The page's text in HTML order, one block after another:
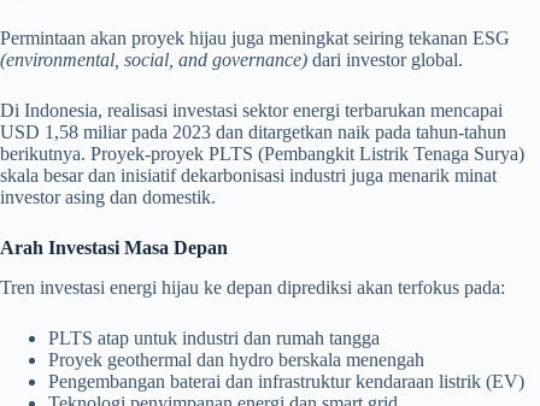
Permintaan akan proyek hijau juga meningkat seiring tekanan ESG
(environmental, social, and governance) dari investor global.
Di Indonesia, realisasi investasi sektor energi terbarukan mencapai
USD 1,58 miliar pada 2023 dan ditargetkan naik pada tahun-tahun
berikutnya. Proyek-proyek PLTS (Pembangkit Listrik Tenaga Surya)
skala besar dan inisiatif dekarbonisasi industri juga menarik minat
investor asing dan domestik.
Arah Investasi Masa Depan
Tren investasi energi hijau ke depan diprediksi akan terfokus pada:
PLTS atap untuk industri dan rumah tangga
Proyek geothermal dan hydro berskala menengah
Pengembangan baterai dan infrastruktur kendaraan listrik (EV)